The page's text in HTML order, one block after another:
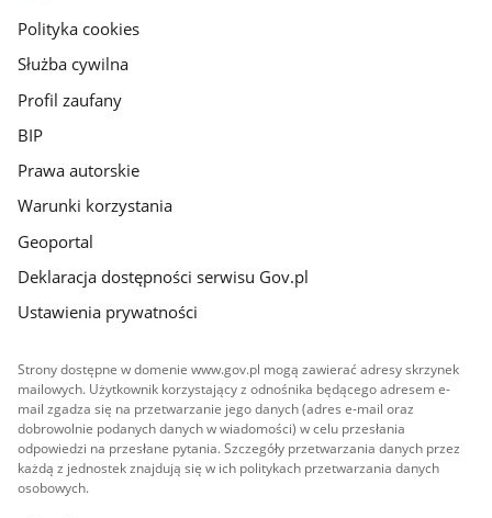
gov.pl
Polityka cookies
Służba cywilna
Profil zaufany
BIP
Prawa autorskie
Warunki korzystania
Geoportal
Deklaracja dostępności serwisu Gov.pl
Ustawienia prywatności
Strony dostępne w domenie www.gov.pl mogą zawierać adresy skrzynek
mailowych. Użytkownik korzystający z odnośnika będącego adresem e-
mail zgadza się na przetwarzanie jego danych (adres e-mail oraz
dobrowolnie podanych danych w wiadomości) w celu przesłania
odpowiedzi na przesłane pytania. Szczegóły przetwarzania danych przez
każdą z jednostek znajdują się w ich politykach przetwarzania danych
osobowych.